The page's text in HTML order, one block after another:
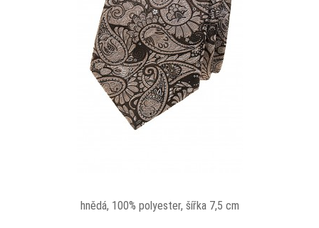
hnědá, 100% polyester, šířka 7,5 cm